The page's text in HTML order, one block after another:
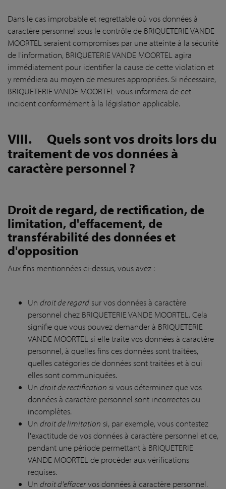
Dans le cas improbable et regrettable où vos données à
caractère personnel sous le contrôle de BRIQUETERIE VANDE
MOORTEL seraient compromises par une atteinte à la sécurité
de l'information, BRIQUETERIE VANDE MOORTEL agira
immédiatement pour identifier la cause de cette violation et
y remédiera au moyen de mesures appropriées. Si nécessaire,
BRIQUETERIE VANDE MOORTEL vous informera de cet
incident conformément à la législation applicable.
VIII. Quels sont vos droits lors du
traitement de vos données à
caractère personnel ?
Droit de regard, de rectification, de
limitation, d'effacement, de
transférabilité des données et
d'opposition
Aux fins mentionnées ci-dessus, vous avez :
Un droit de regard sur vos données à caractère
personnel chez BRIQUETERIE VANDE MOORTEL. Cela
signifie que vous pouvez demander à BRIQUETERIE
VANDE MOORTEL si elle traite vos données à caractère
personnel, à quelles fins ces données sont traitées,
quelles catégories de données sont traitées et à qui
elles sont communiquées.
Un droit de rectification si vous déterminez que vos
données à caractère personnel sont incorrectes ou
incomplètes.
Un droit de limitation si, par exemple, vous contestez
l'exactitude de vos données à caractère personnel et ce,
pendant une période permettant à BRIQUETERIE
VANDE MOORTEL de procéder aux vérifications
requises.
Un droit d'effacervos données à caractère personnel.